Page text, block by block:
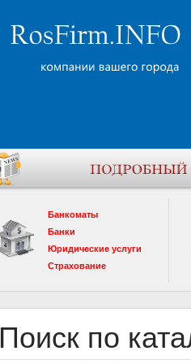
Банкоматы
Банки
Юридические услуги
Страхование
Поиск по